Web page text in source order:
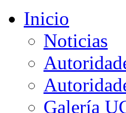
Inicio
Noticias
Galería